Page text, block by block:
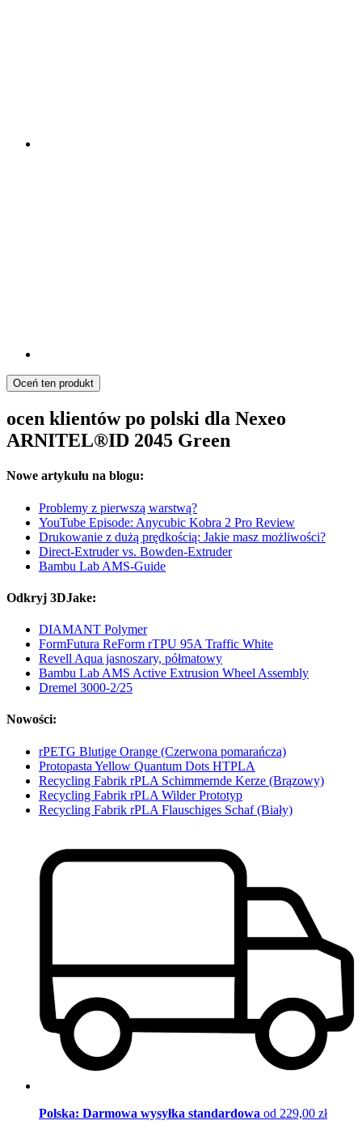
Oceń ten produkt
ocen klientów po polski dla Nexeo
ARNITEL®ID 2045 Green
Nowe artykułu na blogu:
Problemy z pierwszą warstwą?
YouTube Episode: Anycubic Kobra 2 Pro Review
Drukowanie z dużą prędkością: Jakie masz możliwości?
Direct-Extruder vs. Bowden-Extruder
Bambu Lab AMS-Guide
Odkryj 3DJake:
DIAMANT Polymer
FormFutura ReForm rTPU 95A Traffic White
Revell Aqua jasnoszary, półmatowy
Bambu Lab AMS Active Extrusion Wheel Assembly
Dremel 3000-2/25
Nowości:
rPETG Blutige Orange (Czerwona pomarańcza)
Protopasta Yellow Quantum Dots HTPLA
Recycling Fabrik rPLA Schimmernde Kerze (Brązowy)
Recycling Fabrik rPLA Wilder Prototyp
Recycling Fabrik rPLA Flauschiges Schaf (Biały)
Polska: Darmowa wysyłka standardowa od 229,00 zł